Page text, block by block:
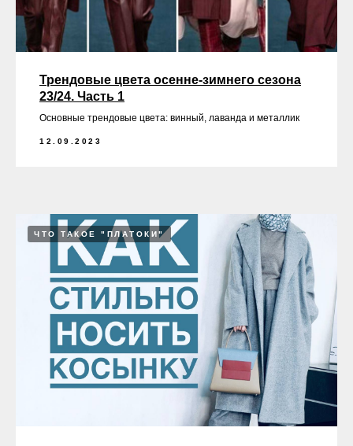
Трендовые цвета осенне-зимнего сезона
23/24. Часть 1
Основные трендовые цвета: винный, лаванда и металлик
12.09.2023
ЧТО ТАКОЕ "ПЛАТОКИ"